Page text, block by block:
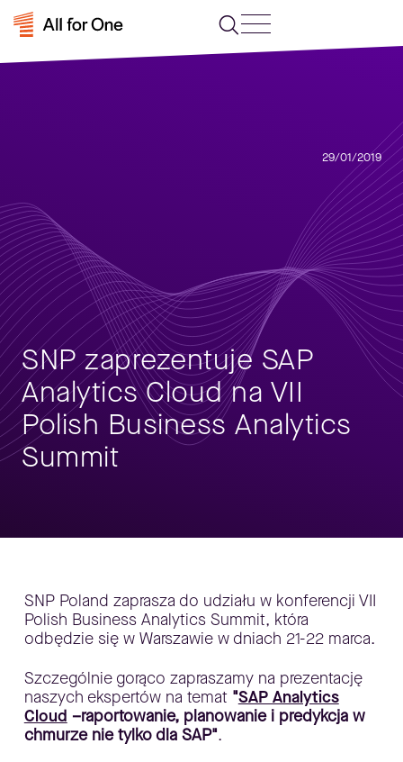
29/01/2019
SNP zaprezentuje SAP
Analytics Cloud na VII
Polish Business Analytics
Summit
SNP Poland zaprasza do udziału w konferencji VII
Polish Business Analytics Summit, która
odbędzie się w Warszawie w dniach 21-22 marca.
Szczególnie gorąco zapraszamy na prezentację
naszych ekspertów na temat "SAP Analytics
Cloud –raportowanie, planowanie i predykcja w
chmurze nie tylko dla SAP".